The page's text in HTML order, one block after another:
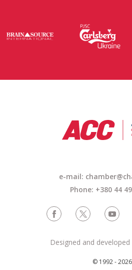
e-mail:
Phone: +380 44
© 1992 - 2026
Designed and developed